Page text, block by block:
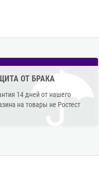
ОТ БРАКА
14 дней от нашего
на товары не Ростест